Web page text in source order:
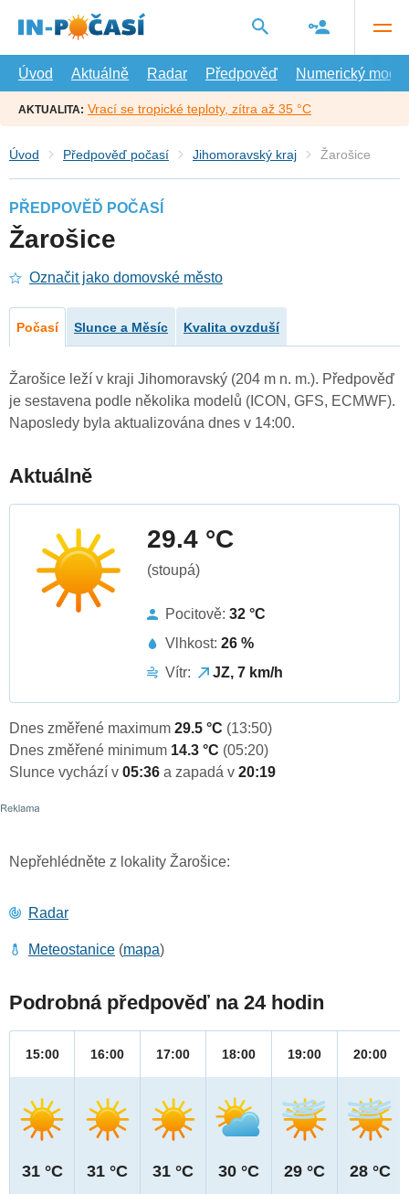
hlavní
Úvod
Aktuálně Radar Předpověď Numerický model
AKTUALITA: Vrací se tropické teploty, zítra až 35 °C
Úvod Předpověď počasí Jihomoravský kraj Žarošice
PŘEDPOVĚĎ POČASÍ
Žarošice
Označit jako domovské město
Počasí Slunce a Měsíc Kvalita ovzduší
Žarošice leží v kraji Jihomoravský (204 m n. m.). Předpověď
je sestavena podle několika modelů (ICON, GFS, ECMWF).
Naposledy byla aktualizována dnes v 14:00.
Aktuálně
29.4 °C
(stoupá)
Pocitově: 32 °C
Vlhkost: 26 %
Vítr:
JZ, 7 km/h
Dnes změřené maximum 29.5 °C (13:50)
Dnes změřené minimum 14.3 °C (05:20)
Slunce vychází v 05:36 a zapadá v 20:19
Nepřehlédněte z lokality Žarošice:
Radar
Meteostanice (mapa)
Podrobná předpověď na 24 hodin
15:00
31 °C
16:00
31 °C
17:00
31 °C
18:00
30 °C
19:00
29 °C
20:00
28 °C